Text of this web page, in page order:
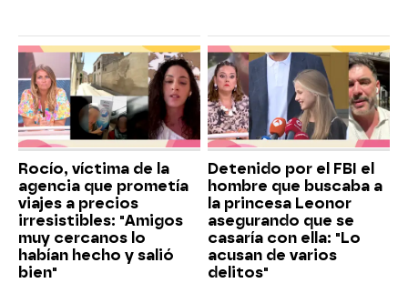
Rocío, víctima de la
agencia que prometía
viajes a precios
irresistibles: "Amigos
muy cercanos lo
habían hecho y salió
bien"
Detenido por el FBI el
hombre que buscaba a
la princesa Leonor
asegurando que se
casaría con ella: "Lo
acusan de varios
delitos"